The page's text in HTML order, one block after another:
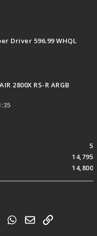
Driver 596.99 WHQL
2800X RS-R ARGB
5
14,795
14,800
TumblrWhatsApp
電子郵件
連結